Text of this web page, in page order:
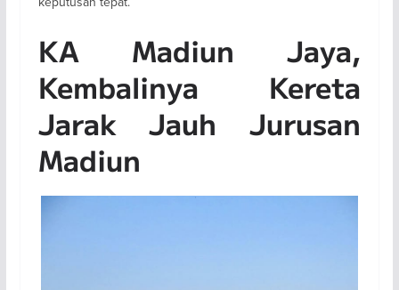
KA Madiun Jaya,
Kembalinya Kereta
Jarak Jauh Jurusan
Madiun